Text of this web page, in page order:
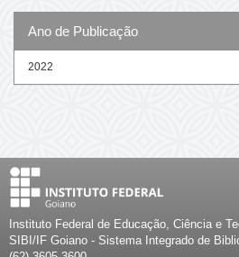
Ano de Publicação
2022
Instituto Federal de Educação, Ciência e
SIBI/IF Goiano - Sistema Integrado de